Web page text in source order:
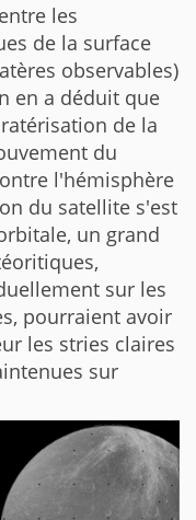
les
de la surface
observables)
en a déduit que
de la
du
l'hémisphère
du satellite s'est
un grand
sur les
pourraient avoir
les stries claires
sur